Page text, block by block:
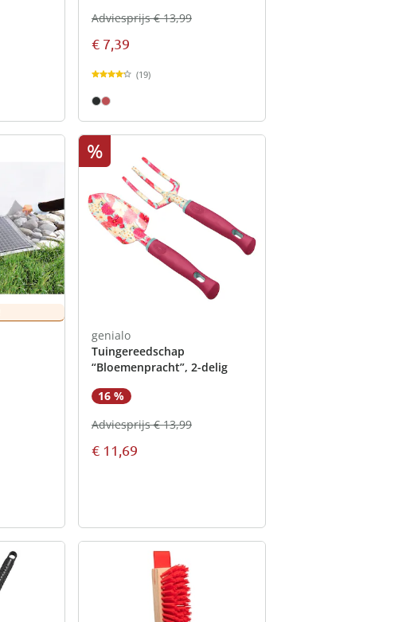
€ 7,39
Adviesprijs € 13,99
(19)
%
genialo
Tuingereedschap
“Bloemenpracht”, 2-delig
16 %
€ 11,69
Adviesprijs € 13,99